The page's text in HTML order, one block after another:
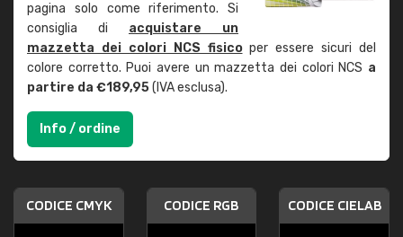
pagina solo come riferimento. Si
consiglia di acquistare un
mazzetta dei colori NCS fisicoper essere sicuri del
colore corretto. Puoi avere un mazzetta dei colori NCS a
partire da €189,95(IVA esclusa).
Info / ordine
CODICE CMYK CODICE RGB CODICE CIELAB